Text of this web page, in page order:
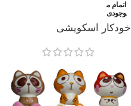
اتمام م
وجودی
خودکار اسکویشی